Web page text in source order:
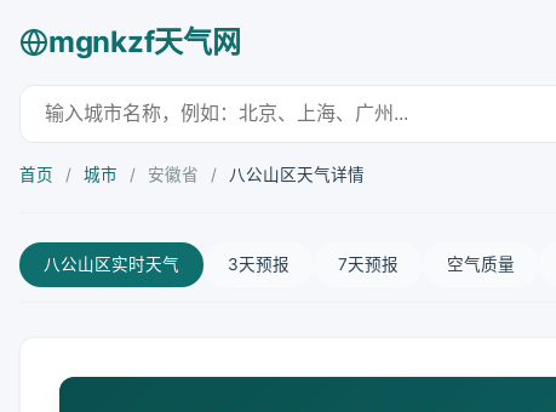
mgnkzf天气网
首页 / 城市 / 安徽省 / 八公山区天气详情
八公山区实时天气 3天预报 7天预报 空气质量